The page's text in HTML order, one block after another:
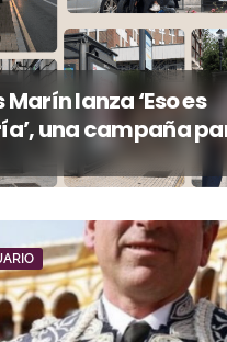
Marín lanza ‘Eso es
una campaña
los valores del
allá del ruedo